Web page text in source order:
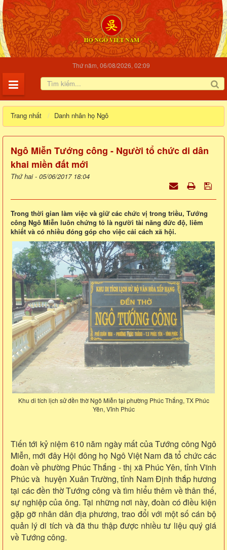
Thứ năm, 06/08/2026, 02:09
Trang nhất Danh nhân họ Ngô
Ngô Miễn Tướng công - Người tổ chức di dân
khai miền đất mới
Thứ hai - 05/06/2017 18:04
Trong thời gian làm việc và giữ các chức vị trong triều, Tướng
công Ngô Miễn luôn chứng tỏ là người tài năng đức độ, liêm
khiết và có nhiều đóng góp cho việc cải cách xã hội.
Khu di tích lịch sử đền thờ Ngô Miễn tại phường Phúc Thắng, TX Phúc
Yên, Vĩnh Phúc
Tiến tới kỷ niệm 610 năm ngày mất của Tướng công Ngô
Miễn, mới đây Hội đông họ Ngô Việt Nam đã tổ chức các
đoàn về phường Phúc Thắng - thị xã Phúc Yên, tỉnh Vĩnh
Phúc và huyện Xuân Trường, tỉnh Nam Định thắp hương
tại các đền thờ Tướng công và tìm hiểu thêm về thân thế,
sự nghiệp của ông. Tại những nơi này, đoàn có điều kiện
gặp gỡ nhân dân địa phương, trao đổi với một số cán bộ
quản lý di tích và đã thu thập được nhiều tư liệu quý giá
về Tướng công.